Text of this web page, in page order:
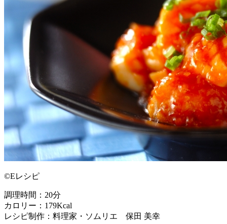
©Eレシピ
調理時間：20分
カロリー：179Kcal
レシピ制作：料理家・ソムリエ 保田 美幸